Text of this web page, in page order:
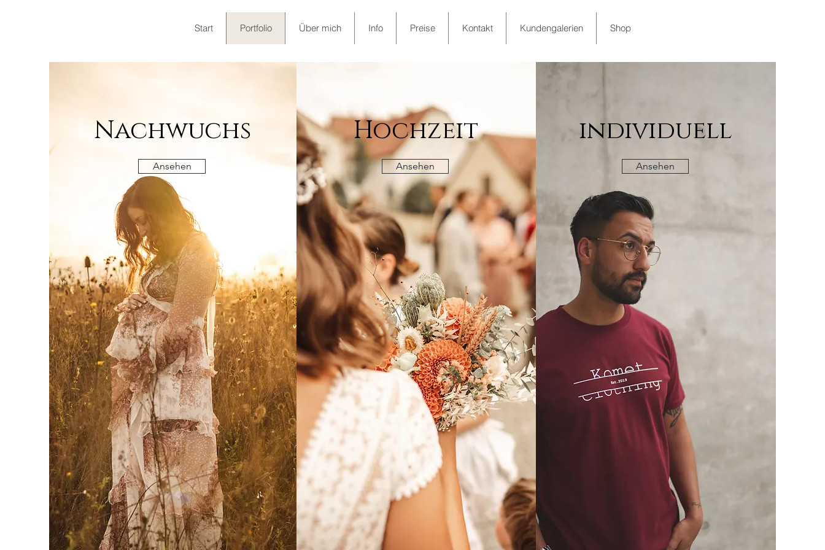
Start Portfolio Über mich Info Preise Kontakt Kundengalerien Shop
Nachwuchs
Ansehen
Hochzeit
Ansehen
individuell
Ansehen